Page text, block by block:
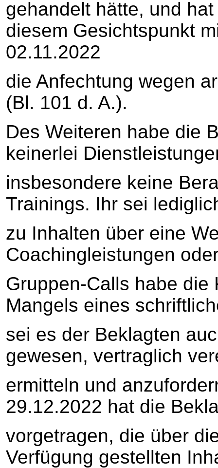
gehandelt hätte, und
diesem Gesichtspunkt
02.11.2022
die Anfechtung wegen
(Bl. 101 d. A.).
Des Weiteren habe die
keinerlei
insbesondere keine
Trainings. Ihr sei
zu Inhalten über eine
Coachingleistungen
Gruppen-Calls habe
Mangels eines
sei es der Beklagten
gewesen, vertraglich
ermitteln und
29.12.2022 hat die
vorgetragen, die über
Verfügung gestellten